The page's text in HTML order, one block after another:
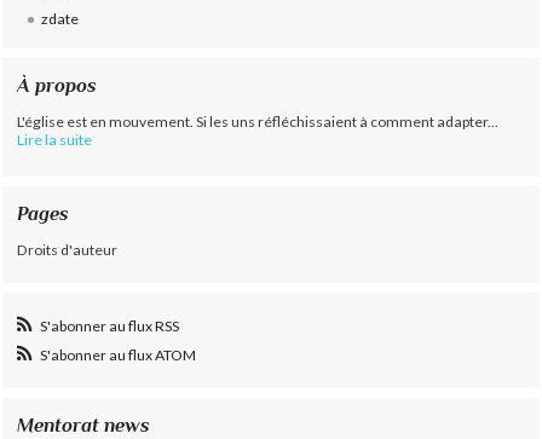
zdate
À propos
L'église est en mouvement. Si les uns réfléchissaient à comment adapter...
Lire la suite
Pages
Droits d'auteur
S'abonner au flux RSS
S'abonner au flux ATOM
Mentorat news